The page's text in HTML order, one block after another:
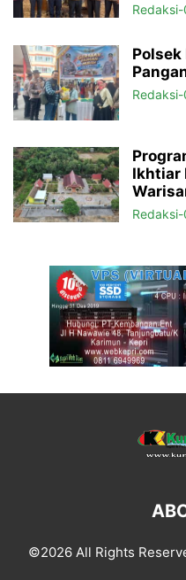
Polsek
Ikhtiar
©2026 All Rights